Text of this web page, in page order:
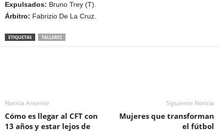
Expulsados: Bruno Trey (T).
Árbitro: Fabrizio De La Cruz.
ETIQUETAS TALLERES
Noticia Anterior
Cómo es llegar al CFT con
13 años y estar lejos de
Siguiente Noticia
Mujeres que transforman
el fútbol